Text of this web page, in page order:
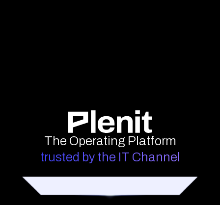
The Operating Platform
trusted by the IT Channel